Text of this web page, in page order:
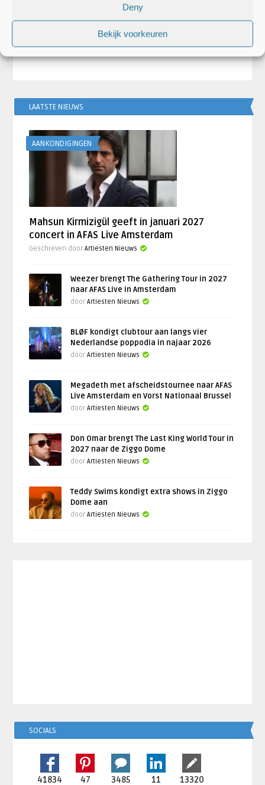
Deny
Bekijk voorkeuren
Maroon 5 ontvangt veel kritiek over
optreden Super Bowl
kijken
LAATSTE NIEUWS
AANKONDIGINGEN
Mahsun Kirmizigül geeft in januari 2027
concert in AFAS Live Amsterdam
Geschreven doorArtiesten Nieuws
Weezer brengt The Gathering Tour in 2027
naar AFAS Live in Amsterdam
doorArtiesten Nieuws
BLØF kondigt clubtour aan langs vier
Nederlandse poppodia in najaar 2026
doorArtiesten Nieuws
Megadeth met afscheidstournee naar AFAS
Live Amsterdam en Vorst Nationaal Brussel
doorArtiesten Nieuws
Don Omar brengt The Last King World Tour in
2027 naar de Ziggo Dome
doorArtiesten Nieuws
Teddy Swims kondigt extra shows in Ziggo
Dome aan
doorArtiesten Nieuws
SOCIALS
41834 47 3485 11 13320